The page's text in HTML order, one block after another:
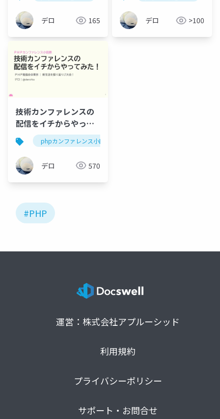
デロ 165 デロ >100
技術カンファレンスの
配信をイチからやって
みた！phpカンファレンス小田原
デロ 570
#PHP
運営：株式会社アプルーシッド
利用規約
プライバシーポリシー
サポート・お問合せ